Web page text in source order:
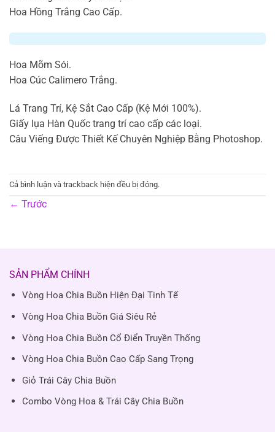
Hoa Hồng Trắng Cao Cấp.
Hoa Mõm Sói.
Hoa Cúc Calimero Trắng.
Lá Trang Trí, Kệ Sắt Cao Cấp (Kệ Mới 100%).
Giấy lụa Hàn Quốc trang trí cao cấp các loại.
Câu Viếng Được Thiết Kế Chuyên Nghiệp Bằng Photoshop.
Cả bình luận và trackback hiện đều bị đóng.
← Trước
SẢN PHẨM CHÍNH
Vòng Hoa Chia Buồn Hiện Đại Tinh Tế
Vòng Hoa Chia Buồn Giá Siêu Rẻ
Vòng Hoa Chia Buồn Cổ Điển Truyền Thống
Vòng Hoa Chia Buồn Cao Cấp Sang Trọng
Giỏ Trái Cây Chia Buồn
Combo Vòng Hoa & Trái Cây Chia Buồn